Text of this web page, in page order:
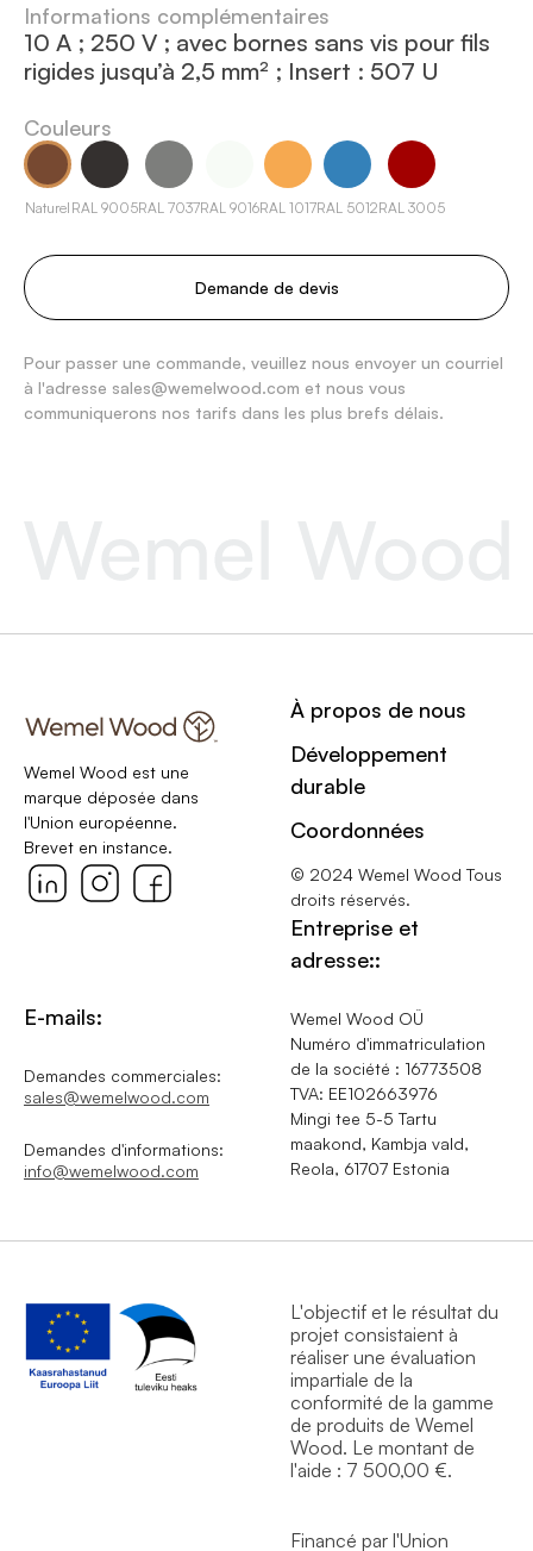
Informations complémentaires
10 A ; 250 V ; avec bornes sans vis pour fils
rigides jusqu’à 2,5 mm² ; Insert : 507 U
Couleurs
Naturel RAL 9005RAL 7037RAL 9016RAL 1017RAL 5012RAL 3005
Demande de devis
Pour passer une commande, veuillez nous envoyer un courriel
à l'adresse sales@wemelwood.com et nous vous
communiquerons nos tarifs dans les plus brefs délais.
Wemel Wood est une
marque déposée dans
l'Union européenne.
Brevet en instance.
À propos de nous
Développement
durable
Coordonnées
© 2024 Wemel Wood Tous
droits réservés.
E-mails:
Demandes commerciales:
sales@wemelwood.com
Demandes d'informations:
info@wemelwood.com
Entreprise et
adresse::
Wemel Wood OÜ
Numéro d'immatriculation
de la société : 16773508
TVA: EE102663976
Mingi tee 5-5 Tartu
maakond, Kambja vald,
Reola, 61707 Estonia
L'objectif et le résultat du
projet consistaient à
réaliser une évaluation
impartiale de la
conformité de la gamme
de produits de Wemel
Wood. Le montant de
l'aide : 7 500,00 €.
Financé par l'Union